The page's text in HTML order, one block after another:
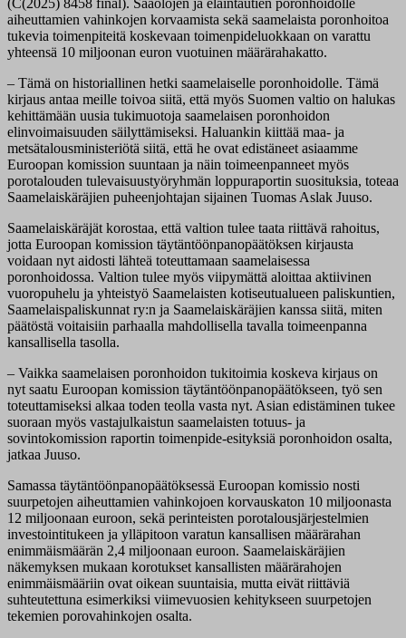
(C(2025) 8458 final). Sääolojen ja eläintautien poronhoidolle
aiheuttamien vahinkojen korvaamista sekä saamelaista poronhoitoa
tukevia toimenpiteitä koskevaan toimenpideluokkaan on varattu
yhteensä 10 miljoonan euron vuotuinen määrärahakatto.
– Tämä on historiallinen hetki saamelaiselle poronhoidolle. Tämä
kirjaus antaa meille toivoa siitä, että myös Suomen valtio on halukas
kehittämään uusia tukimuotoja saamelaisen poronhoidon
elinvoimaisuuden säilyttämiseksi. Haluankin kiittää maa- ja
metsätalousministeriötä siitä, että he ovat edistäneet asiaamme
Euroopan komission suuntaan ja näin toimeenpanneet myös
porotalouden tulevaisuustyöryhmän loppuraportin suosituksia, toteaa
Saamelaiskäräjien puheenjohtajan sijainen Tuomas Aslak Juuso.
Saamelaiskäräjät korostaa, että valtion tulee taata riittävä rahoitus,
jotta Euroopan komission täytäntöönpanopäätöksen kirjausta
voidaan nyt aidosti lähteä toteuttamaan saamelaisessa
poronhoidossa. Valtion tulee myös viipymättä aloittaa aktiivinen
vuoropuhelu ja yhteistyö Saamelaisten kotiseutualueen paliskuntien,
Saamelaispaliskunnat ry:n ja Saamelaiskäräjien kanssa siitä, miten
päätöstä voitaisiin parhaalla mahdollisella tavalla toimeenpanna
kansallisella tasolla.
– Vaikka saamelaisen poronhoidon tukitoimia koskeva kirjaus on
nyt saatu Euroopan komission täytäntöönpanopäätökseen, työ sen
toteuttamiseksi alkaa toden teolla vasta nyt. Asian edistäminen tukee
suoraan myös vastajulkaistun saamelaisten totuus- ja
sovintokomission raportin toimenpide-esityksiä poronhoidon osalta,
jatkaa Juuso.
Samassa täytäntöönpanopäätöksessä Euroopan komissio nosti
suurpetojen aiheuttamien vahinkojoen korvauskaton 10 miljoonasta
12 miljoonaan euroon, sekä perinteisten porotalousjärjestelmien
investointitukeen ja ylläpitoon varatun kansallisen määrärahan
enimmäismäärän 2,4 miljoonaan euroon. Saamelaiskäräjien
näkemyksen mukaan korotukset kansallisten määrärahojen
enimmäismääriin ovat oikean suuntaisia, mutta eivät riittäviä
suhteutettuna esimerkiksi viimevuosien kehitykseen suurpetojen
tekemien porovahinkojen osalta.